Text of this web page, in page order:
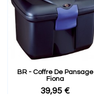
BR - Coffre De Pansage
Fiona
39,95 €